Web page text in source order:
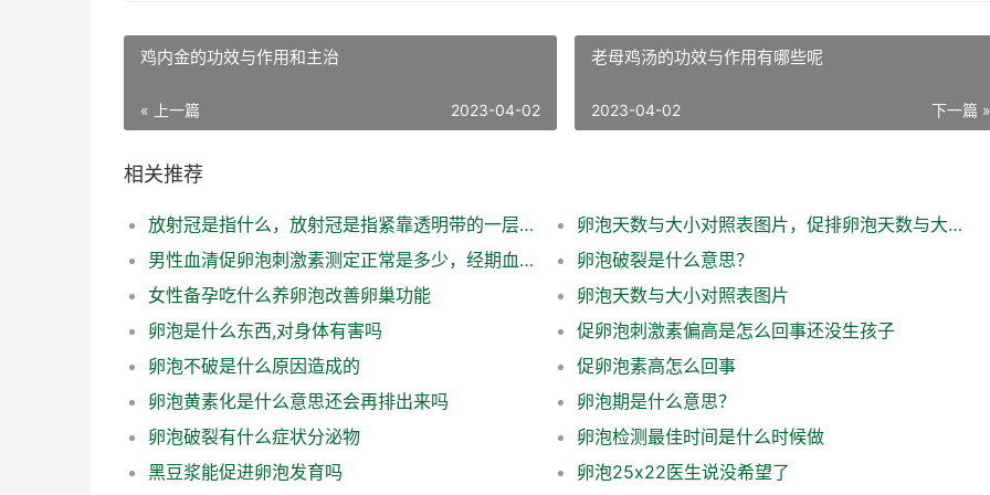
鸡内金的功效与作用和主治
« 上一篇 2023-04-02
老母鸡汤的功效与作用有哪些呢
下一篇 »
2023-04-02
相关推荐
放射冠是指什么，放射冠是指紧靠透明带的一层柱状卵泡细胞
卵泡天数与大小对照表图片，促排卵泡天数与大小对照表
男性血清促卵泡刺激素测定正常是多少，经期血清促卵泡刺激素测定正常是多少
卵泡破裂是什么意思？
女性备孕吃什么养卵泡改善卵巢功能
卵泡天数与大小对照表图片
卵泡是什么东西,对身体有害吗
促卵泡刺激素偏高是怎么回事还没生孩子
卵泡不破是什么原因造成的
促卵泡素高怎么回事
卵泡黄素化是什么意思还会再排出来吗
卵泡期是什么意思？
卵泡破裂有什么症状分泌物
卵泡检测最佳时间是什么时候做
黑豆浆能促进卵泡发育吗
卵泡25x22医生说没希望了